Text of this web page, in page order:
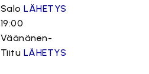
SaloLÄHETYS
19:00
Väänänen-
Tiitu LÄHETYS